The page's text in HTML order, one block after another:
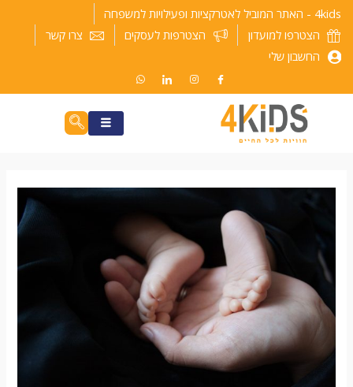
דילוג
לתוכן
4kids - האתר המוביל לאטרקציות ופעילויות למשפחה
הצטרפו למועדון
הצטרפות לעסקים
צרו קשר
החשבון שלי